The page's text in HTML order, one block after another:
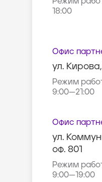
18:00
Офис
ул. Кирова,
Режим
9:00—21:00
Офис
ул.
оф. 801
Режим
9:00—19:00